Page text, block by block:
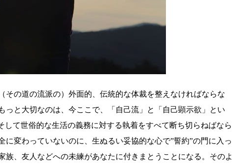
の道の流派の）外面的、伝統的な体裁を整えなければならな
っと大切なのは、今ここで、「自己流」と「自己顕示欲」とい
して世俗的な生活の義務に対する執着をすべて断ち切らねばなら
に変わっていないのに、生ぬるい妥協的な心で”誓約”の門に入っ
族、友人などへの未練があなたに付きまとうことになる。そのよ